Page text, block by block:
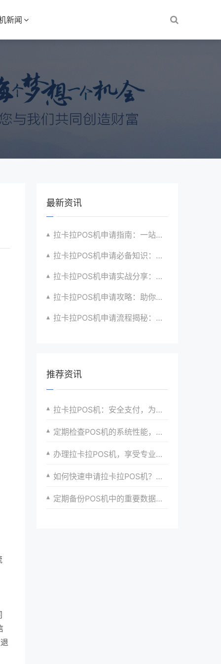
新闻
最新资讯
拉卡拉POS机申请指南：一站式解决商户支付升级、智能化与创新需求
拉卡拉POS机申请必备知识：全面了解政策、市场、技术与创新趋势
拉卡拉POS机申请实战分享：如何借助支付创新技术提升商户运营效益与效率
拉卡拉POS机申请攻略：助你打造个性化、差异化支付体验以提升竞争力
拉卡拉POS机申请流程揭秘：紧跟支付技术创新步伐，抢占市场先机
推荐资讯
拉卡拉POS机：安全支付，为商家保驾护航
定期检查POS机的系统性能，确保流畅运行。
办理拉卡拉POS机，享受专业支付解决方案
如何快速申请拉卡拉POS机？完整流程分享
定期备份POS机中的重要数据，以防数据丢失。